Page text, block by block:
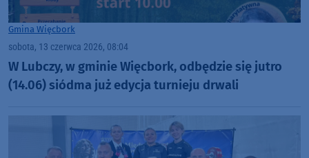
Gmina Więcbork
sobota, 13 czerwca 2026, 08:04
W Lubczy, w gminie Więcbork, odbędzie się jutro
(14.06) siódma już edycja turnieju drwali